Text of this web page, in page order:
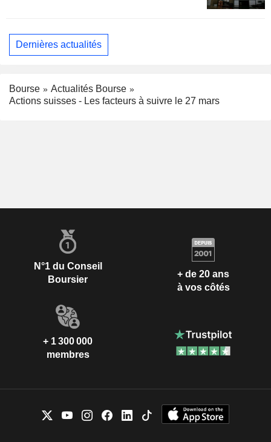
Dernières actualités
Bourse
Actualités Bourse
Actions suisses - Les facteurs à suivre le 27 mars
N°1 du Conseil
Boursier
+ de 20 ans
à vos côtés
+ 1 300 000
membres